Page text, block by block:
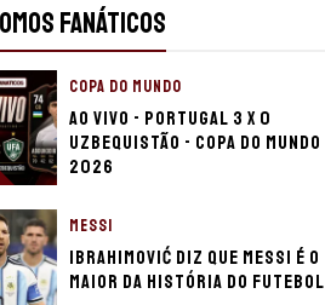
FANÁTICOS
COPA DO MUNDO
Ao Vivo - Portugal 3 x 0
Uzbequistão - Copa do Mundo
2026
MESSI
Ibrahimović diz que Messi é o
maior da história do futebol